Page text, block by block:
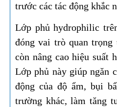
trước các tác động khắc
Lớp phủ hydrophilic
đóng vai trò quan trọng
còn nâng cao hiệu suất
Lớp phủ này giúp ngăn
động của độ ẩm, bụi
trường khác, làm tăng